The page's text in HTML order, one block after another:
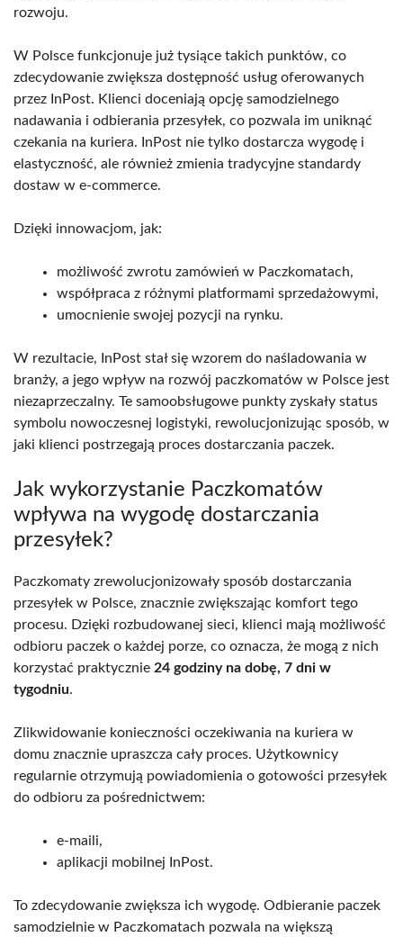
rozwoju.
W Polsce funkcjonuje już tysiące takich punktów, co
zdecydowanie zwiększa dostępność usług oferowanych
przez InPost. Klienci doceniają opcję samodzielnego
nadawania i odbierania przesyłek, co pozwala im uniknąć
czekania na kuriera. InPost nie tylko dostarcza wygodę i
elastyczność, ale również zmienia tradycyjne standardy
dostaw w e-commerce.
Dzięki innowacjom, jak:
możliwość zwrotu zamówień w Paczkomatach,
współpraca z różnymi platformami sprzedażowymi,
umocnienie swojej pozycji na rynku.
W rezultacie, InPost stał się wzorem do naśladowania w
branży, a jego wpływ na rozwój paczkomatów w Polsce jest
niezaprzeczalny. Te samoobsługowe punkty zyskały status
symbolu nowoczesnej logistyki, rewolucjonizując sposób, w
jaki klienci postrzegają proces dostarczania paczek.
Jak wykorzystanie Paczkomatów
wpływa na wygodę dostarczania
przesyłek?
Paczkomaty zrewolucjonizowały sposób dostarczania
przesyłek w Polsce, znacznie zwiększając komfort tego
procesu. Dzięki rozbudowanej sieci, klienci mają możliwość
odbioru paczek o każdej porze, co oznacza, że mogą z nich
korzystać praktycznie 24 godziny na dobę, 7 dni w
tygodniu.
Zlikwidowanie konieczności oczekiwania na kuriera w
domu znacznie upraszcza cały proces. Użytkownicy
regularnie otrzymują powiadomienia o gotowości przesyłek
do odbioru za pośrednictwem:
e-maili,
aplikacji mobilnej InPost.
To zdecydowanie zwiększa ich wygodę. Odbieranie paczek
samodzielnie w Paczkomatach pozwala na większą